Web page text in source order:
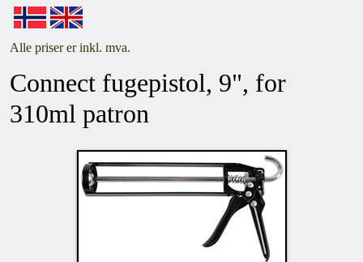
Alle priser er inkl. mva.
Connect fugepistol, 9", for
310ml patron